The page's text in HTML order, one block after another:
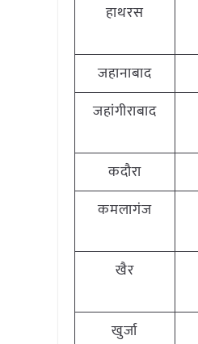
हाथरस
जहानाबाद
जहांगीराबाद
कदौरा
कमलागंज
खैर
खुर्जा